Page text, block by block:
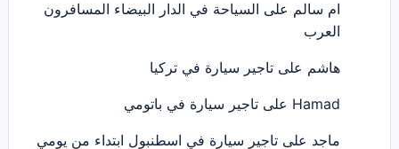
ام سالم على السياحة في الدار البيضاء المسافرون
العرب
هاشم على تاجير سيارة في تركيا
Hamad على تاجير سيارة في باتومي
ماجد على تاجير سيارة في اسطنبول ابتداء من يومي